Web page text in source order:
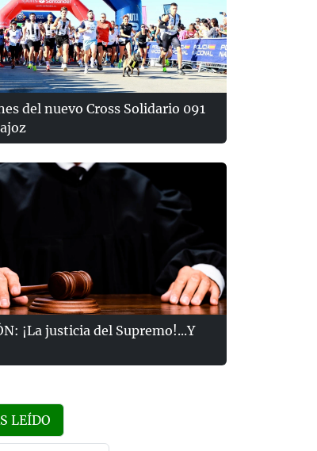
del nuevo Cross Solidario 091
¡La justicia del Supremo!...Y
LEÍDO